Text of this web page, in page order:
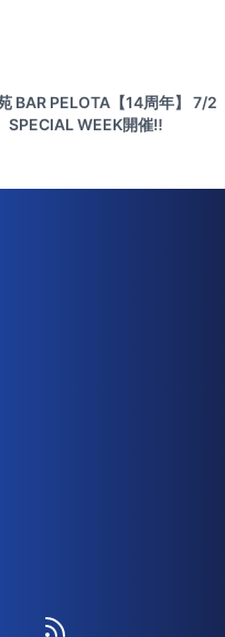
BAR PELOTA【14周年】 7/2
WEEK開催‼